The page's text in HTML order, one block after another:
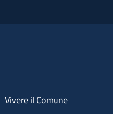
Vivere il Comune